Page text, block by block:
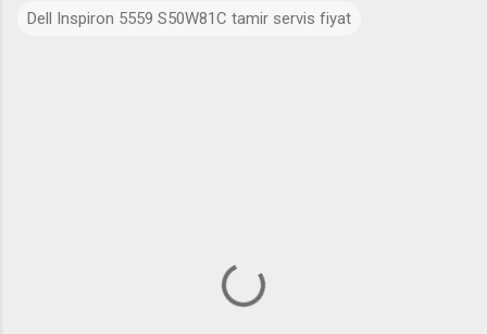
Dell Inspiron 5559 S50W81C tamir servis fiyat